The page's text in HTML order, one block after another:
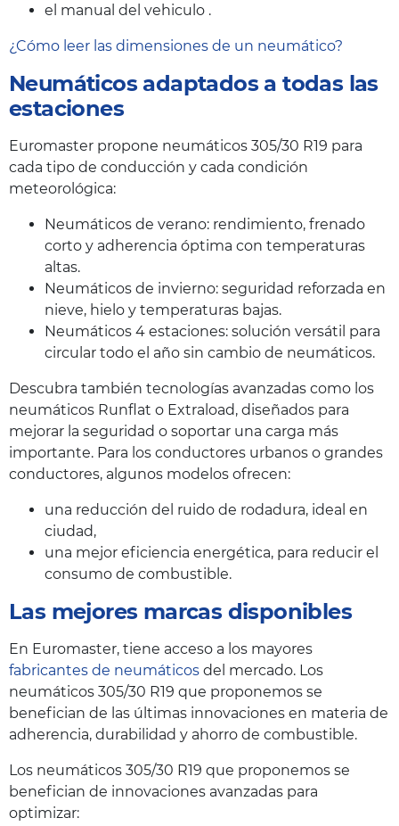
el manual del vehiculo .
¿Cómo leer las dimensiones de un neumático?
Neumáticos adaptados a todas las
estaciones
Euromaster propone neumáticos 305/30 R19 para
cada tipo de conducción y cada condición
meteorológica:
Neumáticos de verano: rendimiento, frenado
corto y adherencia óptima con temperaturas
altas.
Neumáticos de invierno: seguridad reforzada en
nieve, hielo y temperaturas bajas.
Neumáticos 4 estaciones: solución versátil para
circular todo el año sin cambio de neumáticos.
Descubra también tecnologías avanzadas como los
neumáticos Runflat o Extraload, diseñados para
mejorar la seguridad o soportar una carga más
importante. Para los conductores urbanos o grandes
conductores, algunos modelos ofrecen:
una reducción del ruido de rodadura, ideal en
ciudad,
una mejor eficiencia energética, para reducir el
consumo de combustible.
Las mejores marcas disponibles
En Euromaster, tiene acceso a los mayores
fabricantes de neumáticos del mercado. Los
neumáticos 305/30 R19 que proponemos se
benefician de las últimas innovaciones en materia de
adherencia, durabilidad y ahorro de combustible.
Los neumáticos 305/30 R19 que proponemos se
benefician de innovaciones avanzadas para
optimizar: